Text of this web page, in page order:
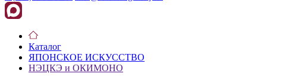
Каталог
ЯПОНСКОЕ ИСКУССТВО
НЭЦКЭ и ОКИМОНО